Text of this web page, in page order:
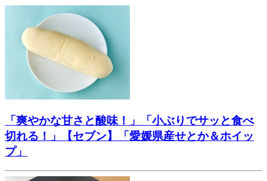
「爽やかな甘さと酸味！」「小ぶりでサッと食べ
切れる！」【セブン】「愛媛県産せとか＆ホイッ
プ」